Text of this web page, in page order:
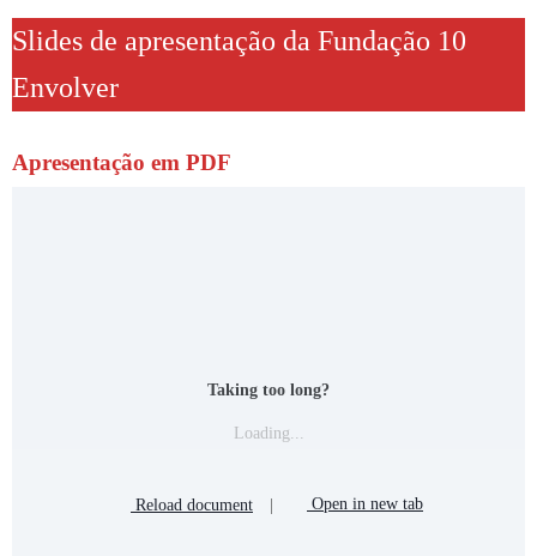
Slides de apresentação da Fundação 10
Envolver
Apresentação em PDF
Loading...
Taking too long?
Reload document | Open in new tab